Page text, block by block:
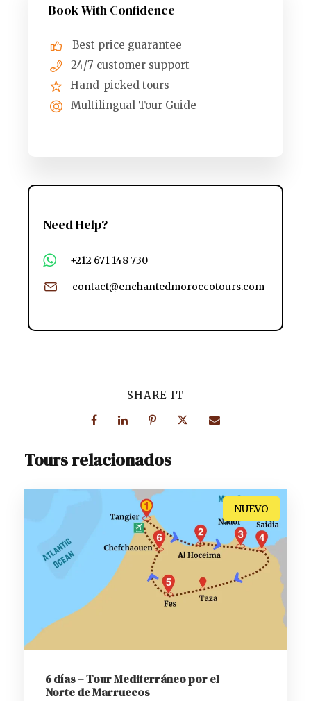
Book With Confidence
Best price guarantee
24/7 customer support
Hand-picked tours
Multilingual Tour Guide
Need Help?
+212 671 148 730
contact@enchantedmoroccotours.com
SHARE IT
Tours relacionados
NUEVO
6 días – Tour Mediterráneo por el
Norte de Marruecos